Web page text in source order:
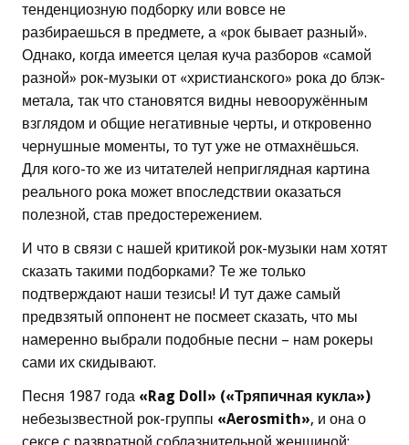
тенденциозную подборку или вовсе не
разбираешься в предмете, а «рок бывает разный».
Однако, когда имеется целая куча разборов «самой
разной» рок-музыки от «христианского» рока до блэк-
метала, так что становятся видны невооружённым
взглядом и общие негативные черты, и откровенно
чернушные моменты, то тут уже не отмахнёшься.
Для кого-то же из читателей неприглядная картина
реального рока может впоследствии оказаться
полезной, став предостережением.
И что в связи с нашей критикой рок-музыки нам хотят
сказать такими подборками? Те же только
подтверждают наши тезисы! И тут даже самый
предвзятый оппонент не посмеет сказать, что мы
намеренно выбрали подобные песни – нам рокеры
сами их скидывают.
Песня 1987 года «Rag Doll» («Тряпичная кукла»)
небезызвестной рок-группы «Aerosmith», и она о